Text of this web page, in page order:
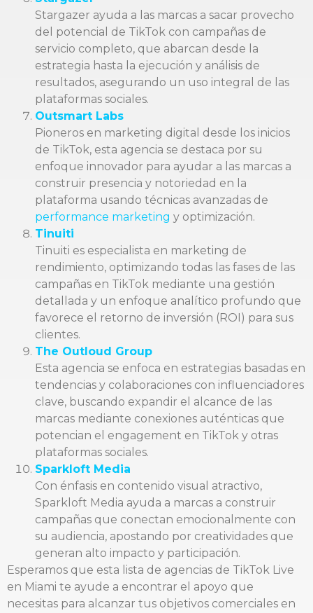
Stargazer ayuda a las marcas a sacar provecho
del potencial de TikTok con campañas de
servicio completo, que abarcan desde la
estrategia hasta la ejecución y análisis de
resultados, asegurando un uso integral de las
plataformas sociales.
Outsmart Labs
Pioneros en marketing digital desde los inicios
de TikTok, esta agencia se destaca por su
enfoque innovador para ayudar a las marcas a
construir presencia y notoriedad en la
plataforma usando técnicas avanzadas de
performance marketing y optimización.
Tinuiti
Tinuiti es especialista en marketing de
rendimiento, optimizando todas las fases de las
campañas en TikTok mediante una gestión
detallada y un enfoque analítico profundo que
favorece el retorno de inversión (ROI) para sus
clientes.
The Outloud Group
Esta agencia se enfoca en estrategias basadas en
tendencias y colaboraciones con influenciadores
clave, buscando expandir el alcance de las
marcas mediante conexiones auténticas que
potencian el engagement en TikTok y otras
plataformas sociales.
Sparkloft Media
Con énfasis en contenido visual atractivo,
Sparkloft Media ayuda a marcas a construir
campañas que conectan emocionalmente con
su audiencia, apostando por creatividades que
generan alto impacto y participación.
Esperamos que esta lista de agencias de TikTok Live
en Miami te ayude a encontrar el apoyo que
necesitas para alcanzar tus objetivos comerciales en